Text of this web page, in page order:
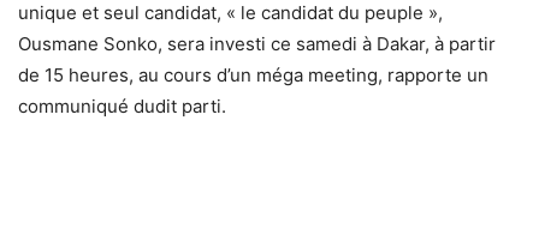
unique et seul candidat, « le candidat du peuple »,
Ousmane Sonko, sera investi ce samedi à Dakar, à partir
de 15 heures, au cours d’un méga meeting, rapporte un
communiqué dudit parti.